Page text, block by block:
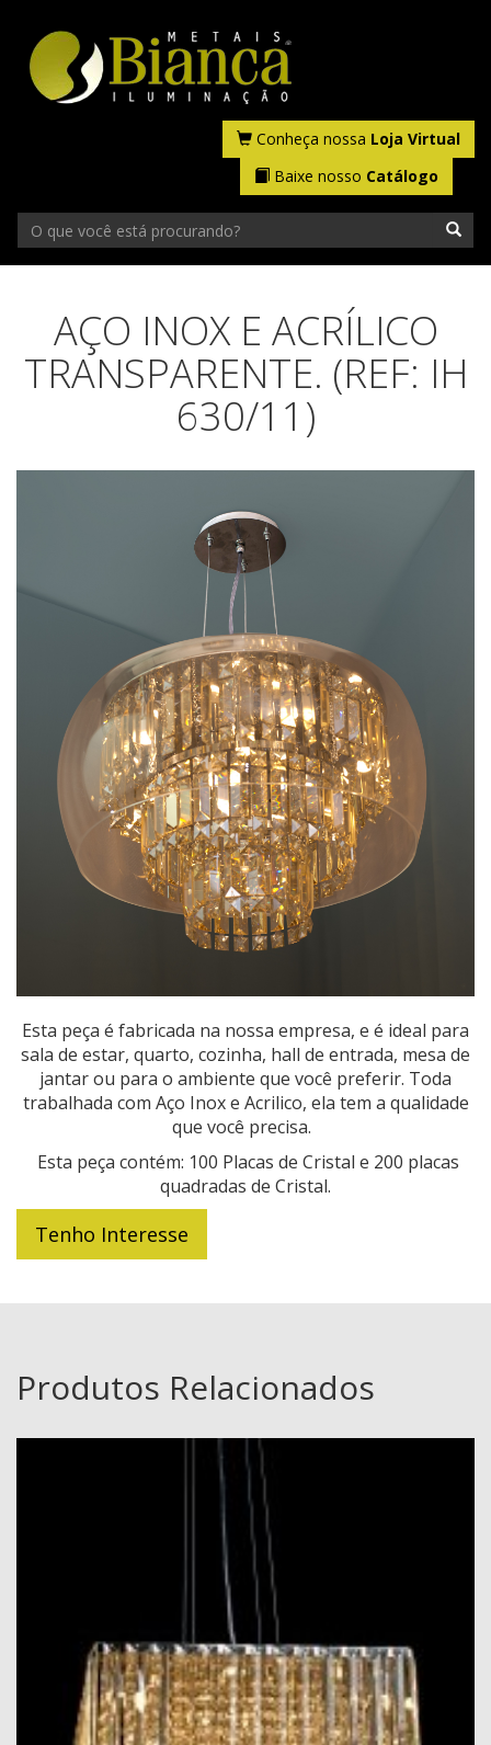
Conheça nossa Loja Virtual
Baixe nosso Catálogo
AÇO INOX E ACRÍLICO
TRANSPARENTE. (REF: IH
630/11)
Esta peça é fabricada na nossa empresa, e é ideal para
sala de estar, quarto, cozinha, hall de entrada, mesa de
jantar ou para o ambiente que você preferir. Toda
trabalhada com Aço Inox e Acrilico, ela tem a qualidade
que você precisa.
Esta peça contém: 100 Placas de Cristal e 200 placas
quadradas de Cristal.
Tenho Interesse
Produtos Relacionados